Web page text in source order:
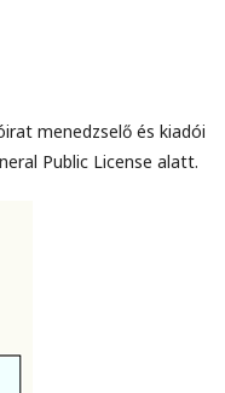
menedzselő és kiadói
Public License alatt.